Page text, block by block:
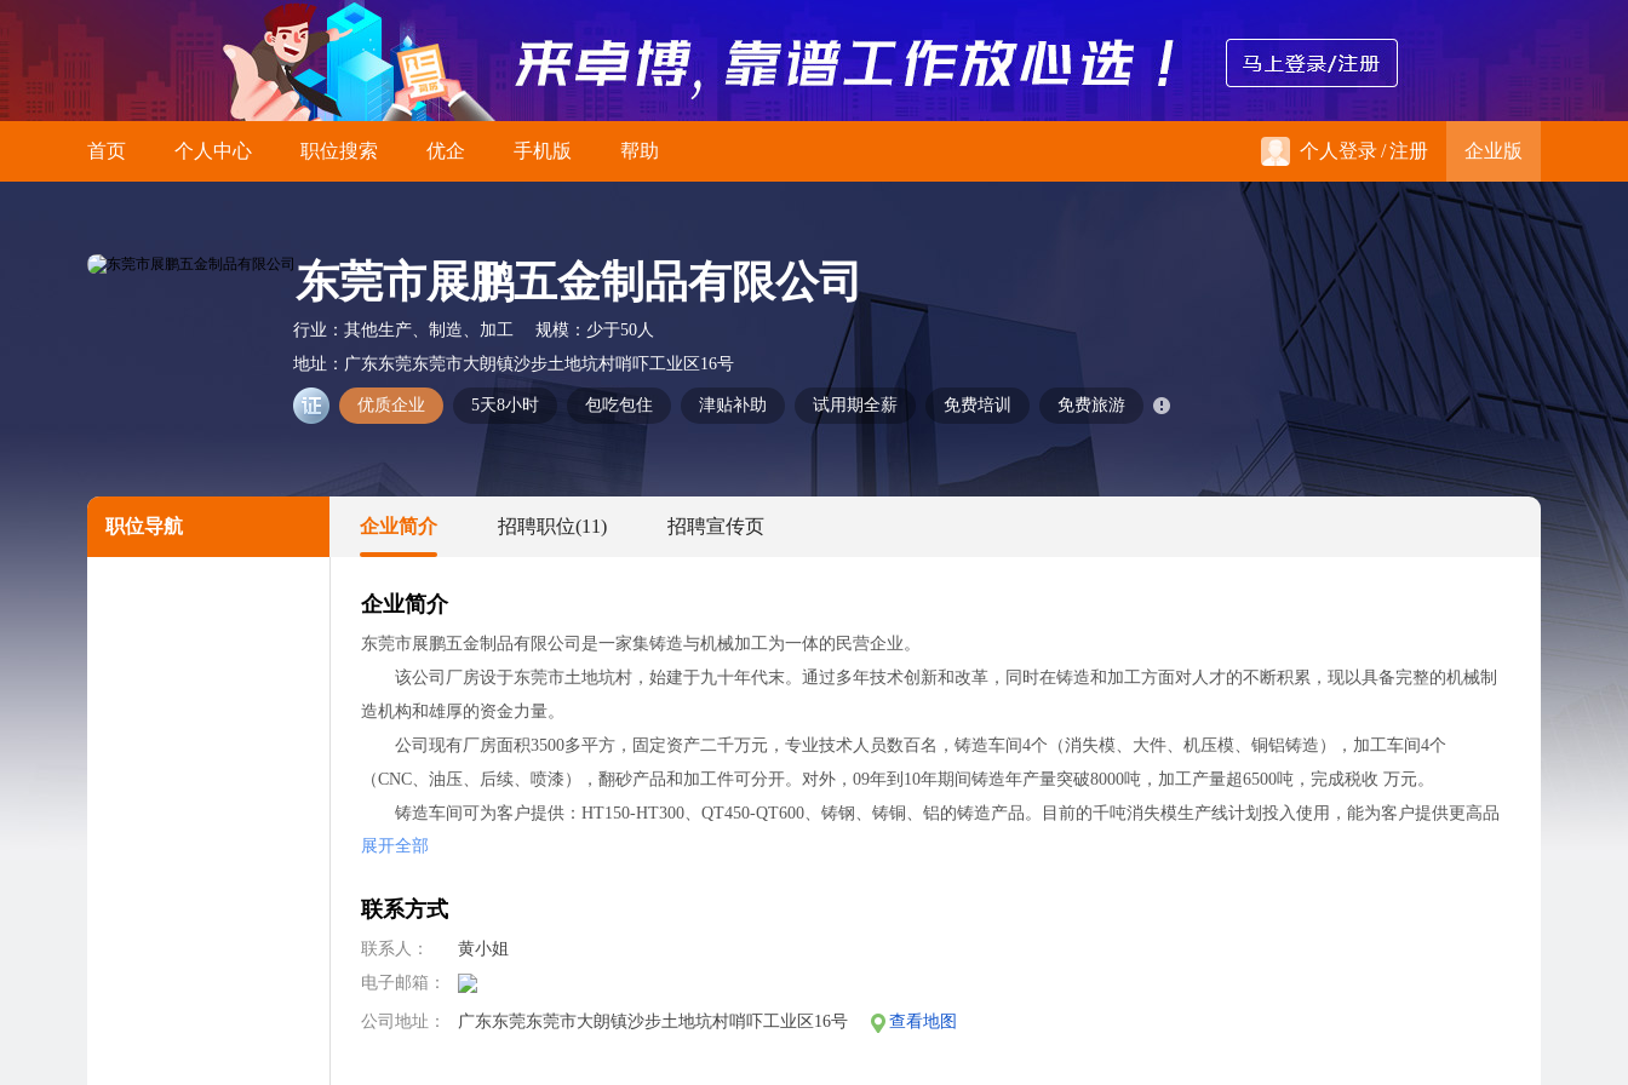
首页 个人中心 职位搜索 优企 手机版 帮助 个人登录/注册 企业版
东莞市展鹏五金制品有限公司
行业： 其他生产、制造、加工 规模： 少于50人
地址： 广东东莞东莞市大朗镇沙步土地坑村哨吓工业区16号
优质企业 5天8小时 包吃包住 津贴补助 试用期全薪 免费培训 免费旅游
职位导航 企业简介 招聘职位(11) 招聘宣传页
企业简介
东莞市展鹏五金制品有限公司是一家集铸造与机械加工为一体的民营企业。
该公司厂房设于东莞市土地坑村，始建于九十年代末。通过多年技术创新和改革，同时在铸造和加工方面对人才的不断积累，现以具备完整的机械制
造机构和雄厚的资金力量。
公司现有厂房面积3500多平方，固定资产二千万元，专业技术人员数百名，铸造车间4个（消失模、大件、机压模、铜铝铸造），加工车间4个
（CNC、油压、后续、喷漆），翻砂产品和加工件可分开。对外，09年到10年期间铸造年产量突破8000吨，加工产量超6500吨，完成税收 万元。
铸造车间可为客户提供：HT150-HT300、QT450-QT600、铸钢、铸铜、铝的铸造产品。目前的千吨消失模生产线计划投入使用，能为客户提供更高品
质的大、小铸件能力。
●坚持与您进行长期的合作是我们自始自终的目标。
●您提出任务，我们共同探索解决方案。您的问题既是对我们工作的挑战，也是对我们的激励。
●我们用心来协助我们注重工作的现用效果，站在您的立场上来看待您的问题。我们十分重视您的想法！
●钻研"东莞铸造"问题已经成为我们的习惯。特殊的东莞铸造要求有特殊的解决方案。
展开全部
联系方式
联系人：
黄小姐
电子邮箱：
公司地址： 广东东莞东莞市大朗镇沙步土地坑村哨吓工业区16号 查看地图